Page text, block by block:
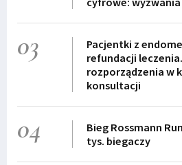
03
Pacjentki z
refundacji
rozporządzenia w
konsultacji
04
Bieg Rossmann
tys. biegaczy